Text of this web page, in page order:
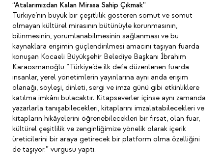
“Atalarımızdan Kalan Mirasa Sahip Çıkmak”
Türkiye’nin büyük bir çeşitlilik gösteren somut ve somut
olmayan kültürel mirasının bütünüyle korunmasının,
bilinmesinin, yorumlanabilmesinin sağlanması ve bu
kaynaklara erişimin güçlendirilmesi amacını taşıyan fuarda
konuşan Kocaeli Büyükşehir Belediye Başkanı İbrahim
Karaosmanoğlu “Türkiye’de ilk defa düzenlenen fuarda
insanlar, yerel yönetimlerin yayınlarına aynı anda erişim
olanağı, söyleşi, dinleti, sergi ve imza günü gibi etkinliklere
katılma imkânı bulacaktır. Kitapseverler içinse aynı zamanda
yazarlarla tanışabilecekleri, kitaplarını imzalatabilecekleri ve
kitapların hikâyelerini öğrenebilecekleri bir fırsat, olan fuar,
kültürel çeşitlilik ve zenginliğimize yönelik olarak içerik
üreticilerini bir araya getirecek bir platform olma özelliğini
de taşıyor.” vurgusu yaptı.